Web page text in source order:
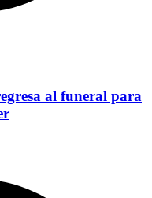
al funeral para